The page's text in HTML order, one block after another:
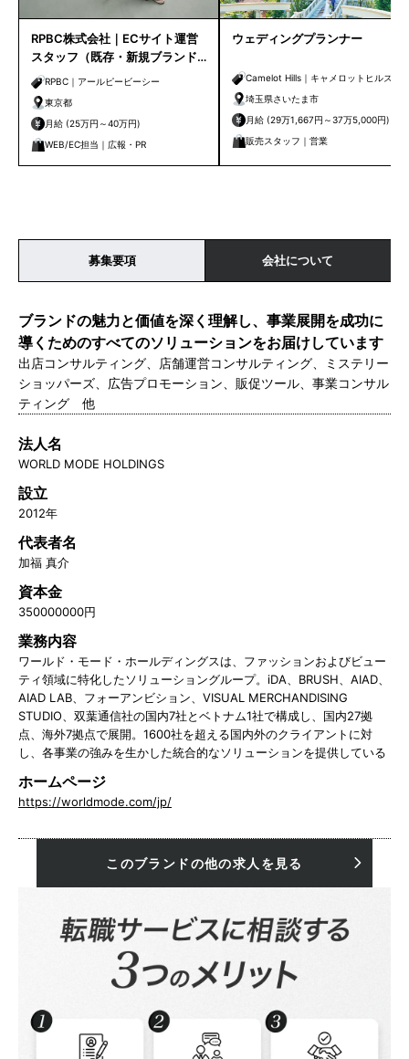
RPBC株式会社｜ECサイト運営
スタッフ（既存・新規ブランド
担当）
RPBC｜アールピービーシー
東京都
月給 (25万円～40万円)
WEB/EC担当｜広報・PR
ウェディングプランナー
Camelot Hills｜キャメロットヒルズ
埼玉県さいたま市
月給 (29万1,667円～37万5,000円)
販売スタッフ｜営業
募集要項 会社について
ブランドの魅力と価値を深く理解し、事業展開を成功に
導くためのすべてのソリューションをお届けしています
出店コンサルティング、店舗運営コンサルティング、ミステリー
ショッパーズ、広告プロモーション、販促ツール、事業コンサル
ティング 他
法人名
WORLD MODE HOLDINGS
設立
2012年
代表者名
加福 真介
資本金
350000000円
業務内容
ワールド・モード・ホールディングスは、ファッションおよびビュー
ティ領域に特化したソリューショングループ。iDA、BRUSH、AIAD、
AIAD LAB、フォーアンビション、VISUAL MERCHANDISING
STUDIO、双葉通信社の国内7社とベトナム1社で構成し、国内27拠
点、海外7拠点で展開。1600社を超える国内外のクライアントに対
し、各事業の強みを生かした統合的なソリューションを提供している
ホームページ
https://worldmode.com/jp/
このブランドの他の求人を見る